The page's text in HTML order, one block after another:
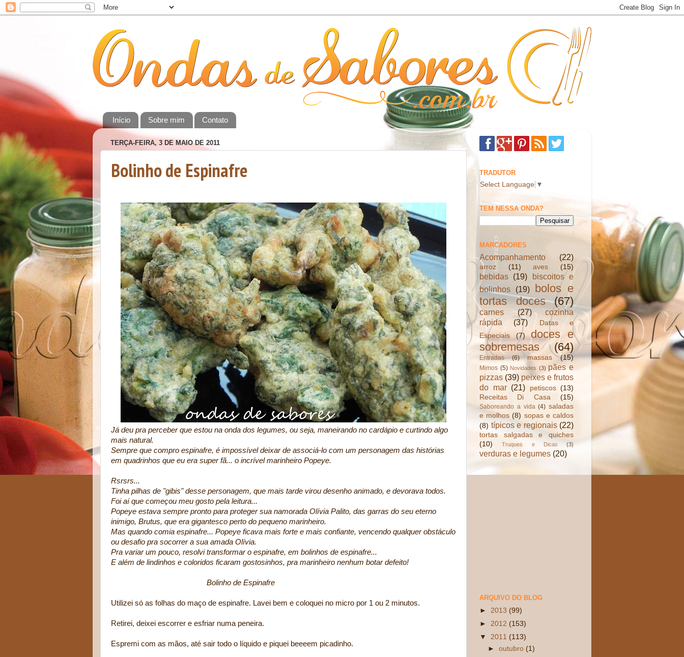
Início Sobre mim Contato
TERÇA-FEIRA, 3 DE MAIO DE 2011
Bolinho de Espinafre
Já deu pra perceber que estou na onda dos legumes, ou seja, maneirando no cardápio e curtindo algo
mais natural.
Sempre que compro espinafre, é impossível deixar de associá-lo com um personagem das histórias
em quadrinhos que eu era super fã... o incrível marinheiro Popeye.
Rsrsrs...
Tinha pilhas de "gibis" desse personagem, que mais tarde virou desenho animado, e devorava todos.
Foi aí que começou meu gosto pela leitura...
Popeye estava sempre pronto para proteger sua namorada Olívia Palito, das garras do seu eterno
inimigo, Brutus, que era gigantesco perto do pequeno marinheiro.
Mas quando comia espinafre... Popeye ficava mais forte e mais confiante, vencendo qualquer obstáculo
ou desafio pra socorrer a sua amada Olívia.
Pra variar um pouco, resolvi transformar o espinafre, em bolinhos de espinafre...
E além de lindinhos e coloridos ficaram gostosinhos, pra marinheiro nenhum botar defeito!
Bolinho de Espinafre
Utilizei só as folhas do maço de espinafre. Lavei bem e coloquei no micro por 1 ou 2 minutos.
Retirei, deixei escorrer e esfriar numa peneira.
Espremi com as mãos, até sair todo o líquido e piquei beeeem picadinho.
TRADUTOR
Select Language ▼
TEM NESSA ONDA?
MARCADORES
Acompanhamento (22)
arroz (11) aves (15)
bebidas (19)
biscoitos e
bolinhos
(19)
bolos e
tortas doces
(67)
carnes (27)
cozinha
rápida
(37)
Datas e
Especiais
(7)
doces e
sobremesas
(64)
Entradas (6) massas (15)
Mimos (5) Novidades (3) pães e
pizzas (39) peixes e frutos
do mar (21) petiscos (13)
Receitas Di Casa
(15)
Saboreando a vida (4) saladas
e molhos (8) sopas e caldos
(8) típicos e regionais (22)
tortas salgadas e quiches
(10)
Truques e Dicas (3)
verduras e legumes (20)
ARQUIVO DO BLOG
► 2013 (99)
► 2012 (153)
▼ 2011 (113)
►outubro (1)